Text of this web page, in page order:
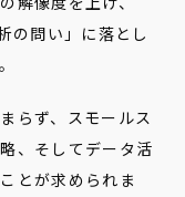
の問い」に落とし
らず、スモールス
、そしてデータ活
とが求められま